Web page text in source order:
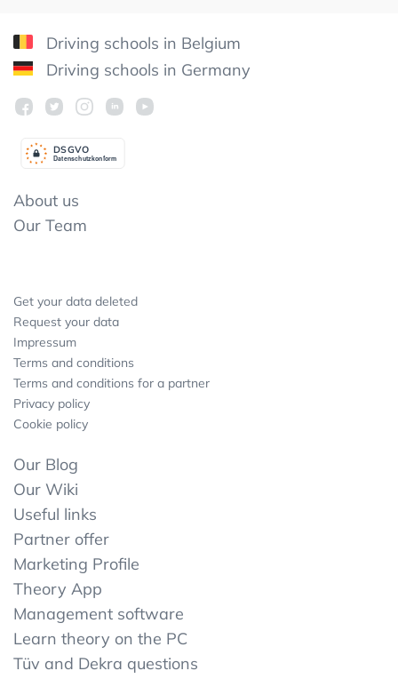
Driving schools in Belgium
Driving schools in Germany
Datenschutzkonform
DSGVO
About us
Our Team
Get your data deleted
Request your data
Impressum
Terms and conditions
Terms and conditions for a partner
Privacy policy
Cookie policy
Our Blog
Our Wiki
Useful links
Partner offer
Marketing Profile
Theory App
Management software
Learn theory on the PC
Tüv and Dekra questions